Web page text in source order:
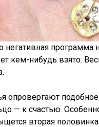
негативная
кем-нибудь взято.
опровергают
— к счастью.
вторая